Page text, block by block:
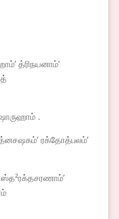
த்ரிநயனாம்ʼ
.
ரக்தோத்பலம்ʼ